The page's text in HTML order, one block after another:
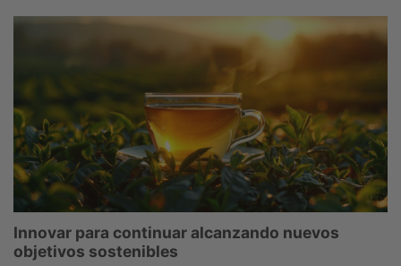
Innovar para continuar alcanzando nuevos
objetivos sostenibles